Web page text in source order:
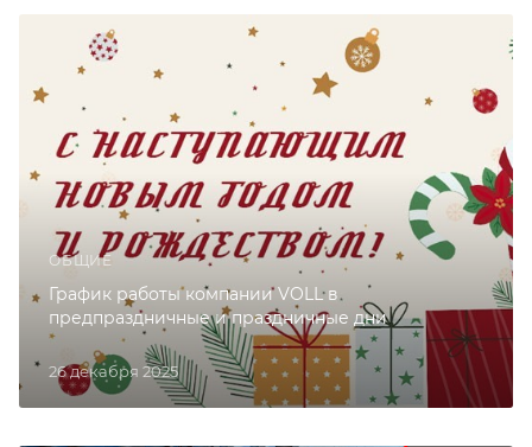
ОБЩИЕ
26 декабря 2025
График работы компании VOLL в
предпраздничные и праздничные дни